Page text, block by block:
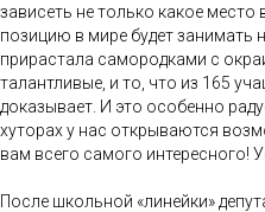
зависеть не только какое место
позицию в мире будет занимать
прирастала самородками с
талантливые, и то, что из 165
доказывает. И это особенно
хуторах у нас открываются
вам всего самого интересного!
После школьной «линейки»